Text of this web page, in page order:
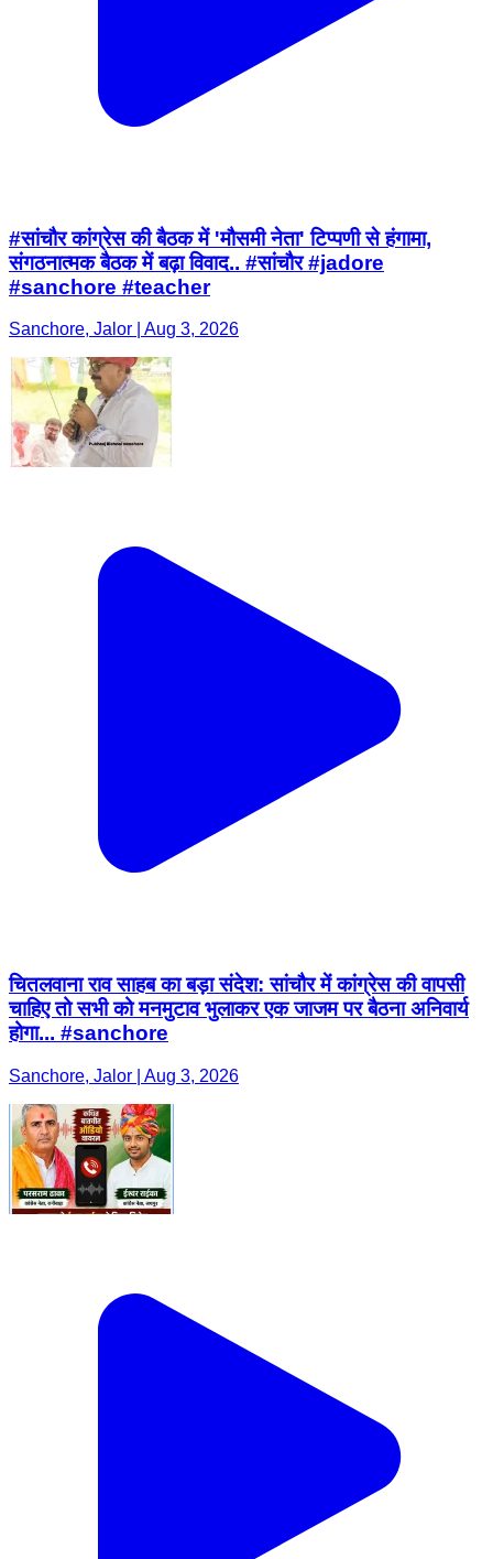
#सांचौर कांग्रेस की बैठक में 'मौसमी नेता' टिप्पणी से हंगामा,
संगठनात्मक बैठक में बढ़ा विवाद.. #सांचौर #jadore
#sanchore #teacher
Sanchore, Jalor | Aug 3, 2026
चितलवाना राव साहब का बड़ा संदेश: सांचौर में कांग्रेस की वापसी
चाहिए तो सभी को मनमुटाव भुलाकर एक जाजम पर बैठना अनिवार्य
होगा... #sanchore
Sanchore, Jalor | Aug 3, 2026